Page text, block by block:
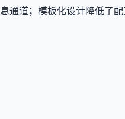
通道；模板化设计降低了